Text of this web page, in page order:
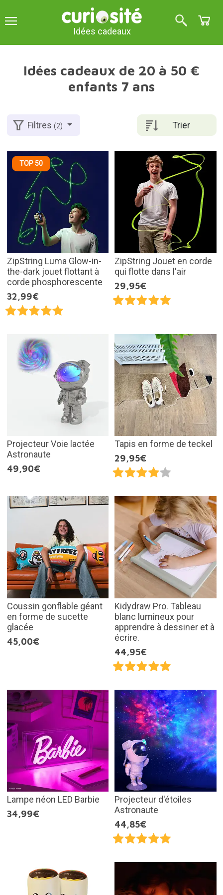
Idées cadeaux
Idées cadeaux de 20 à 50 €
enfants 7 ans
Trier
Filtres(2)
TOP 50
ZipString Luma Glow-in-
the-dark jouet flottant à
corde phosphorescente
32,99€
ZipString Jouet en corde
qui flotte dans l'air
29,95€
Projecteur Voie lactée
Astronaute
49,90€
Tapis en forme de teckel
29,95€
Coussin gonflable géant
en forme de sucette
glacée
45,00€
Kidydraw Pro. Tableau
blanc lumineux pour
apprendre à dessiner et à
écrire.
44,95€
Lampe néon LED Barbie
34,99€
Projecteur d'étoiles
Astronaute
44,85€